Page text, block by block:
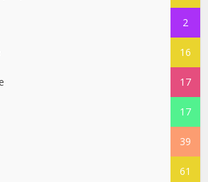
2
16
17
17
39
61